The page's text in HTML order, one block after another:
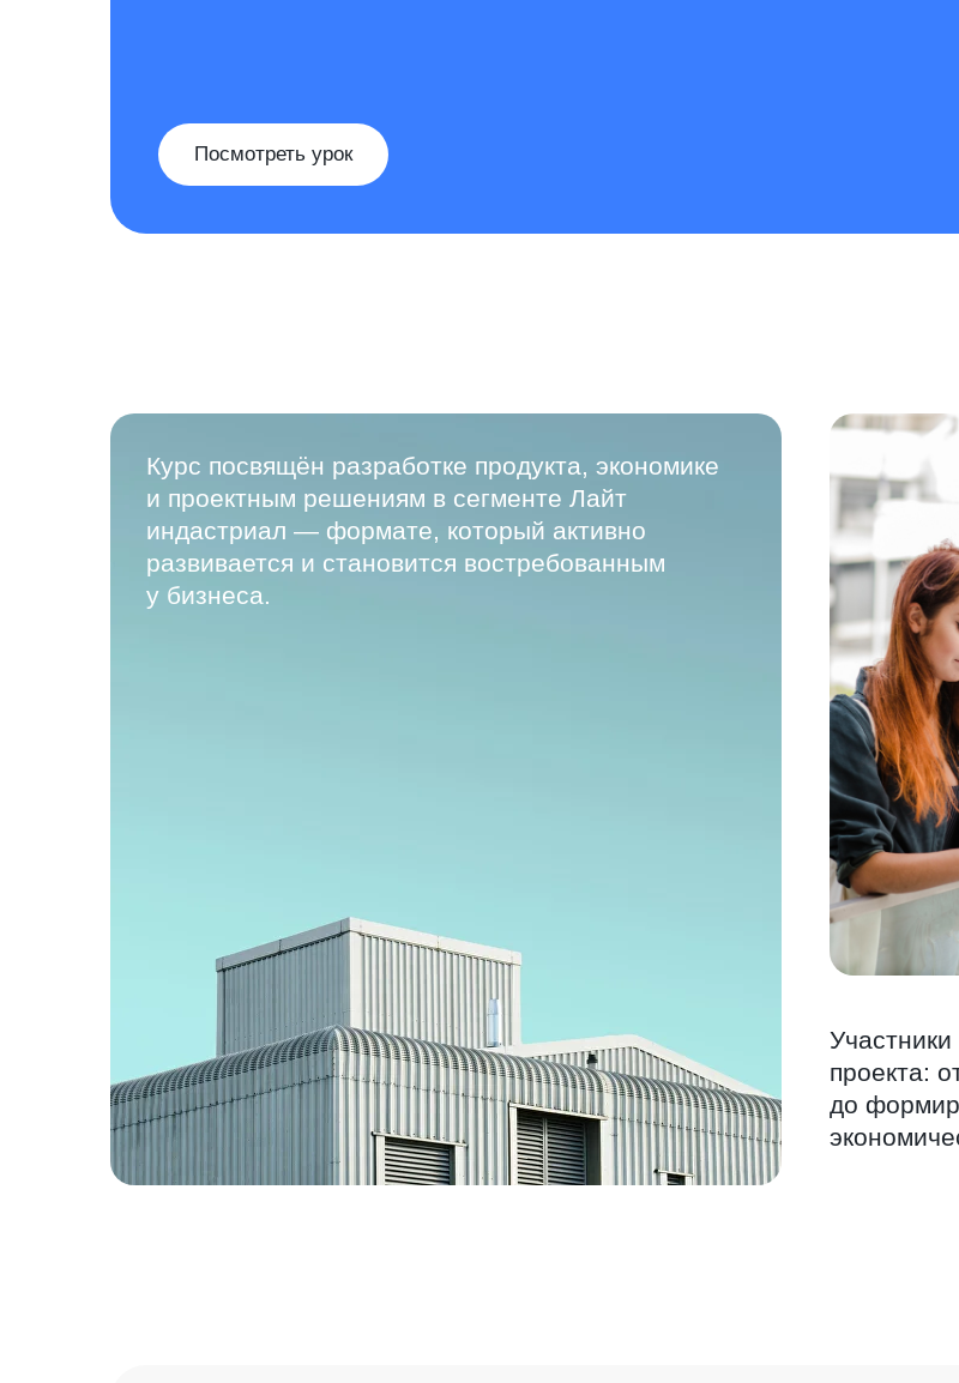
Посмотреть урок
проекта:
до
Курс посвящён разработке продукта, экономике
и проектным решениям в сегменте Лайт
индастриал — формате, который активно
развивается и становится востребованным
у бизнеса.